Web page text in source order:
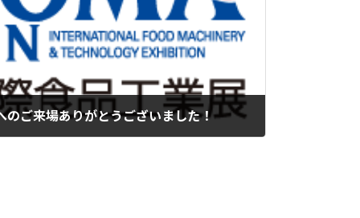
ご来場ありがとうございました！